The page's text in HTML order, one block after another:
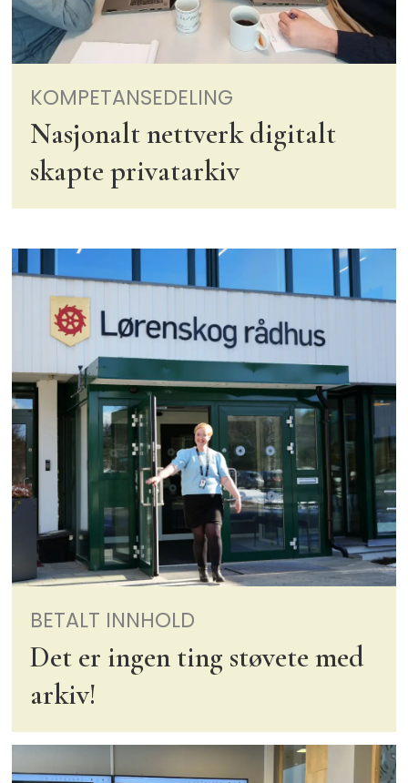
KOMPETANSEDELING
Nasjonalt nettverk digitalt
skapte privatarkiv
BETALT INNHOLD
Det er ingen ting støvete med
arkiv!